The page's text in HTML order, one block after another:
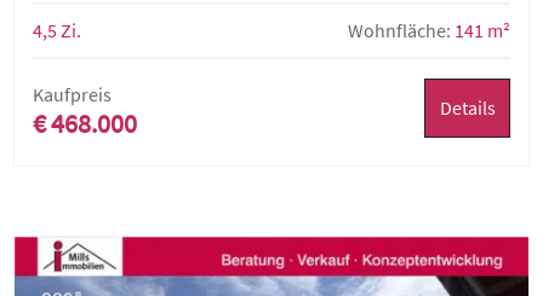
4,5 Zi. Wohnfläche: 141 m²
Kaufpreis
€ 468.000 Details